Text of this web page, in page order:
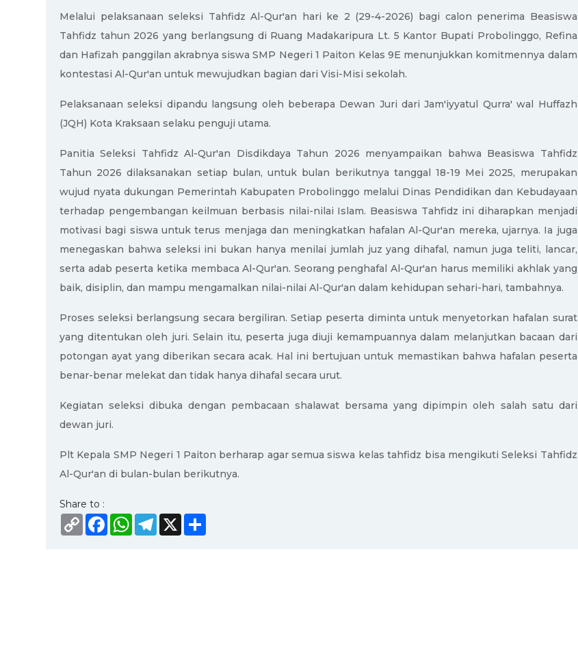
Melalui pelaksanaan seleksi Tahfidz Al-Qur'an hari ke 2 (29-4-2026) bagi calon penerima Beasiswa
Tahfidz tahun 2026 yang berlangsung di Ruang Madakaripura Lt. 5 Kantor Bupati Probolinggo, Refina
dan Hafizah panggilan akrabnya siswa SMP Negeri 1 Paiton Kelas 9E menunjukkan komitmennya dalam
kontestasi Al-Qur'an untuk mewujudkan bagian dari Visi-Misi sekolah.
Pelaksanaan seleksi dipandu langsung oleh beberapa Dewan Juri dari Jam'iyyatul Qurra' wal Huffazh
(JQH) Kota Kraksaan selaku penguji utama.
Panitia Seleksi Tahfidz Al-Qur'an Disdikdaya Tahun 2026 menyampaikan bahwa Beasiswa Tahfidz
Tahun 2026 dilaksanakan setiap bulan, untuk bulan berikutnya tanggal 18-19 Mei 2025, merupakan
wujud nyata dukungan Pemerintah Kabupaten Probolinggo melalui Dinas Pendidikan dan Kebudayaan
terhadap pengembangan keilmuan berbasis nilai-nilai Islam. Beasiswa Tahfidz ini diharapkan menjadi
motivasi bagi siswa untuk terus menjaga dan meningkatkan hafalan Al-Qur'an mereka, ujarnya. Ia juga
menegaskan bahwa seleksi ini bukan hanya menilai jumlah juz yang dihafal, namun juga teliti, lancar,
serta adab peserta ketika membaca Al-Qur'an. Seorang penghafal Al-Qur'an harus memiliki akhlak yang
baik, disiplin, dan mampu mengamalkan nilai-nilai Al-Qur'an dalam kehidupan sehari-hari, tambahnya.
Proses seleksi berlangsung secara bergiliran. Setiap peserta diminta untuk menyetorkan hafalan surat
yang ditentukan oleh juri. Selain itu, peserta juga diuji kemampuannya dalam melanjutkan bacaan dari
potongan ayat yang diberikan secara acak. Hal ini bertujuan untuk memastikan bahwa hafalan peserta
benar-benar melekat dan tidak hanya dihafal secara urut.
Kegiatan seleksi dibuka dengan pembacaan shalawat bersama yang dipimpin oleh salah satu dari
dewan juri.
Plt Kepala SMP Negeri 1 Paiton berharap agar semua siswa kelas tahfidz bisa mengikuti Seleksi Tahfidz
Al-Qur'an di bulan-bulan berikutnya.
Share to :
Copy
Link
FacebookWhatsApp
Telegram
X